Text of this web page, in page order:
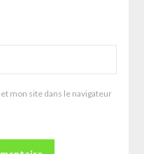
mon site dans le navigateur